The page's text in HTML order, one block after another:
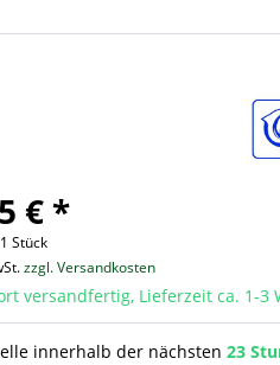
€ *
1 Stück
zzgl. Versandkosten
versandfertig, Lieferzeit ca. 1-3
innerhalb der nächsten23